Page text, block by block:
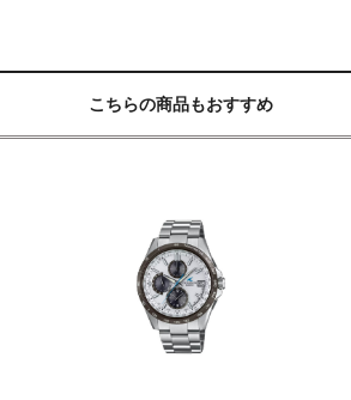
こちらの商品もおすすめ